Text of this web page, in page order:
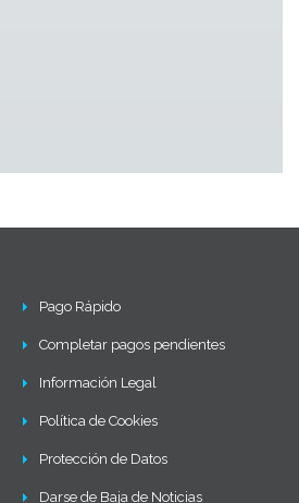
Pago Rápido
Completar pagos pendientes
Información Legal
Política de Cookies
Protección de Datos
Darse de Baja de Noticias